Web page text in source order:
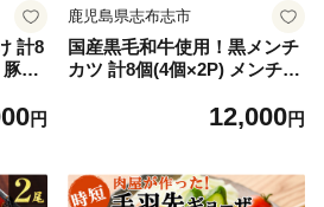
計8
ロ
冷凍
円
鹿児島県志布志市
国産黒毛和牛使用！黒メンチ
カツ 計8個(4個×2P) メンチカ
り おかず お弁当 時短 冷凍
12,000円